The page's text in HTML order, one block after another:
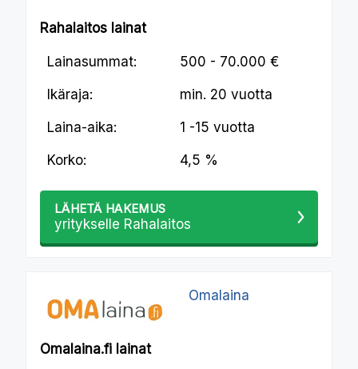
Rahalaitos lainat
Lainasummat: 500 - 70.000 €
Ikäraja: min. 20 vuotta
Laina-aika: 1 -15 vuotta
Korko: 4,5 %
LÄHETÄ HAKEMUS
yritykselle Rahalaitos
Omalaina
Omalaina.fi lainat